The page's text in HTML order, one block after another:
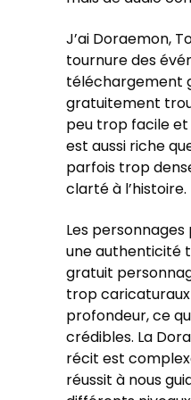
J’ai Doraemon,
tournure des
téléchargement
gratuitement
peu trop facile et
est aussi riche
parfois trop
clarté à l’histoire.
Les
une authenticité
gratuit
trop
profondeur, ce
crédibles. La
récit est
réussit à nous